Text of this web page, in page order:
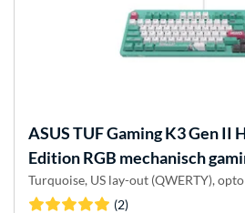
ASUSTUF Gaming K3 Gen II
Edition RGB mechanisch
Turquoise, US lay-out (QWERTY),
(2)